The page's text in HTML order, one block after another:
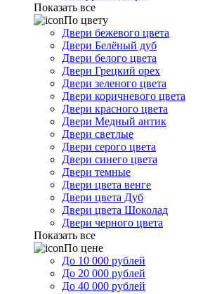
Показать все
По цвету
Двери бежевого цвета
Двери Белёный дуб
Двери белого цвета
Двери Грецкий орех
Двери зеленого цвета
Двери коричневого цвета
Двери красного цвета
Двери Медный антик
Двери светлые
Двери серого цвета
Двери синего цвета
Двери темные
Двери цвета венге
Двери цвета Дуб
Двери цвета Шоколад
Двери черного цвета
Показать все
По цене
До 10 000 рублей
До 20 000 рублей
До 40 000 рублей